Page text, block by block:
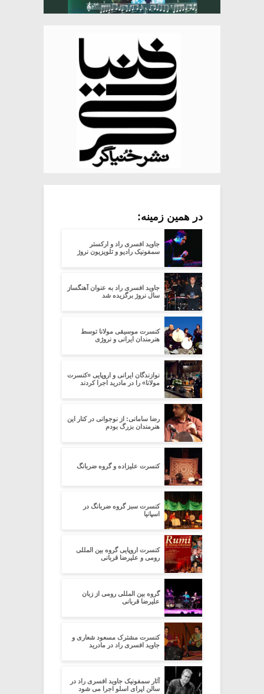
در همین زمینه:
جاوید افسری راد و ارکستر
سمفونیک رادیو و تلویزیون نروژ
جاوید افسری راد به عنوان آهنگساز
سال نروژ برگزیده شد
کنسرت موسیقی مولانا توسط
هنرمندان ایرانی و نروژی
نوازندگان ایرانی و اروپایی «کنسرت
مولانا» را در مادرید اجرا کردند
رضا سامانی: از نوجوانی در کنار این
هنرمندان بزرگ بودم
کنسرت علیزاده و گروه ضربانگ
کنسرت سبز گروه ضربانگ در
اسپانیا
کنسرت اروپایی گروه بین المللی
رومی و علیرضا قربانی
گروه بین المللی رومی از زبان
علیرضا قربانی
کنسرت مشترک مسعود شعاری و
جاوید افسری راد در مادرید
آثار سمفونیک جاوید افسری راد در
سالن اپرای اسلو اجرا می شود